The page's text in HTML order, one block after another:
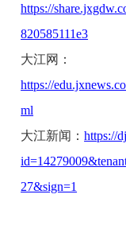
https://
820585111e3
大江网：
https://
ml
大江新闻：https://
27&sign=1